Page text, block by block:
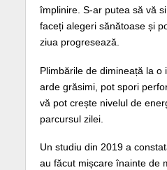
împlinire. S-ar putea să vă
faceți alegeri sănătoase și
ziua progresează.
Plimbările de dimineață la o
arde grăsimi, pot spori
vă pot crește nivelul de
parcursul zilei.
Un studiu din 2019 a
au făcut mișcare înainte de